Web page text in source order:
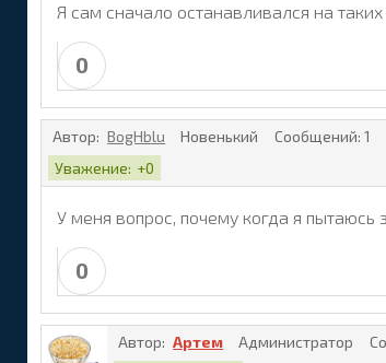
Я сам сначало останавливался на
0
Автор: BogHblu Новенький Сообщений: 1
Уважение: +0
У меня вопрос, почему когда я пытаюсь
0
Автор: Артем Администратор